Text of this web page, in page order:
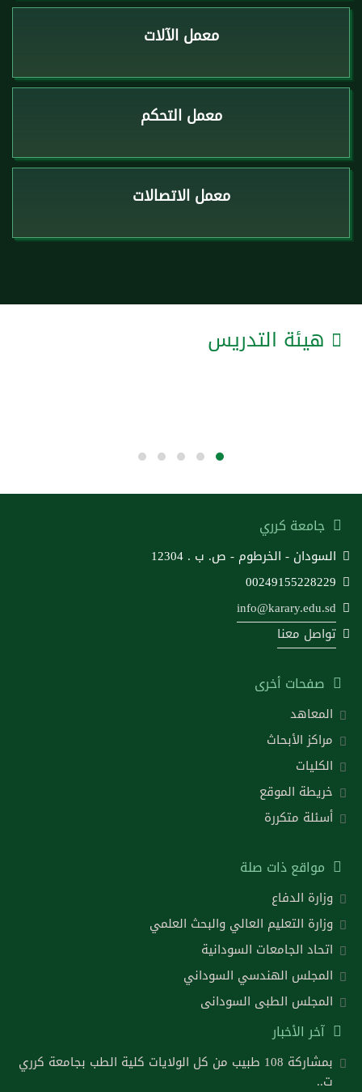
معمل الآلات
معمل التحكم
معمل الاتصالات
هيئة التدريس
جامعة كرري
السودان - الخرطوم - ص. ب . 12304
00249155228229
info@karary.edu.sd
تواصل معنا
صفحات أخرى
المعاهد
مراكز الأبحاث
الكليات
خريطة الموقع
أسئلة متكررة
مواقع ذات صلة
وزارة الدفاع
وزارة التعليم العالي والبحث العلمي
اتحاد الجامعات السودانية
المجلس الهندسي السوداني
المجلس الطبى السودانى
آخر الأخبار
بمشاركة 108 طبيب من كل الولايات كلية الطب بجامعة كرري
ت..